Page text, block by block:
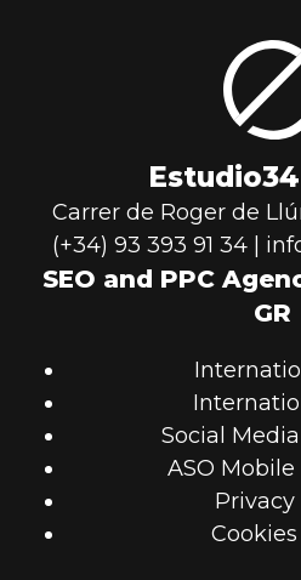
Carrer de Roger de
(+34) 93 393 91 34
SEO and PPC
GR
Social
ASO
Privacy